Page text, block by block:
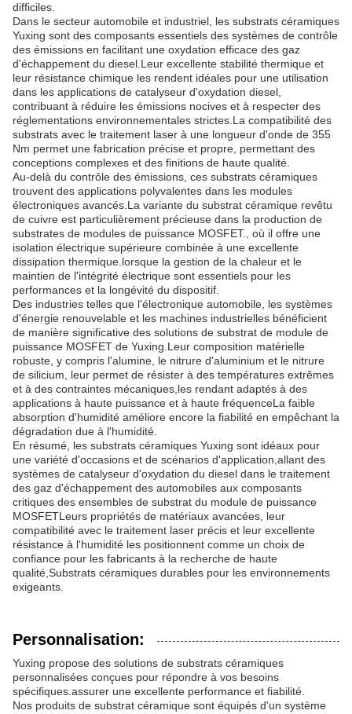
difficiles.
Dans le secteur automobile et industriel, les substrats céramiques
Yuxing sont des composants essentiels des systèmes de contrôle
des émissions en facilitant une oxydation efficace des gaz
d'échappement du diesel.Leur excellente stabilité thermique et
leur résistance chimique les rendent idéales pour une utilisation
dans les applications de catalyseur d'oxydation diesel,
contribuant à réduire les émissions nocives et à respecter des
réglementations environnementales strictes.La compatibilité des
substrats avec le traitement laser à une longueur d'onde de 355
Nm permet une fabrication précise et propre, permettant des
conceptions complexes et des finitions de haute qualité.
Au-delà du contrôle des émissions, ces substrats céramiques
trouvent des applications polyvalentes dans les modules
électroniques avancés.La variante du substrat céramique revêtu
de cuivre est particulièrement précieuse dans la production de
substrates de modules de puissance MOSFET., où il offre une
isolation électrique supérieure combinée à une excellente
dissipation thermique.lorsque la gestion de la chaleur et le
maintien de l'intégrité électrique sont essentiels pour les
performances et la longévité du dispositif.
Des industries telles que l'électronique automobile, les systèmes
d'énergie renouvelable et les machines industrielles bénéficient
de manière significative des solutions de substrat de module de
puissance MOSFET de Yuxing.Leur composition matérielle
robuste, y compris l'alumine, le nitrure d'aluminium et le nitrure
de silicium, leur permet de résister à des températures extrêmes
et à des contraintes mécaniques,les rendant adaptés à des
applications à haute puissance et à haute fréquenceLa faible
absorption d'humidité améliore encore la fiabilité en empêchant la
dégradation due à l'humidité.
En résumé, les substrats céramiques Yuxing sont idéaux pour
une variété d'occasions et de scénarios d'application,allant des
systèmes de catalyseur d'oxydation du diesel dans le traitement
des gaz d'échappement des automobiles aux composants
critiques des ensembles de substrat du module de puissance
MOSFETLeurs propriétés de matériaux avancées, leur
compatibilité avec le traitement laser précis et leur excellente
résistance à l'humidité les positionnent comme un choix de
confiance pour les fabricants à la recherche de haute
qualité,Substrats céramiques durables pour les environnements
exigeants.
Personnalisation:
Yuxing propose des solutions de substrats céramiques
personnalisées conçues pour répondre à vos besoins
spécifiques.assurer une excellente performance et fiabilité.
Nos produits de substrat céramique sont équipés d'un système